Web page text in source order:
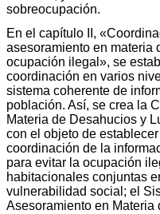
sobreocupación.
En el capítulo II,
asesoramiento en materia
ocupación ilegal», se
coordinación en varios
sistema coherente de
población. Así, se crea la
Materia de Desahucios y
con el objeto de
coordinación de la
para evitar la ocupación
habitacionales conjuntas
vulnerabilidad social; el
Asesoramiento en Materia